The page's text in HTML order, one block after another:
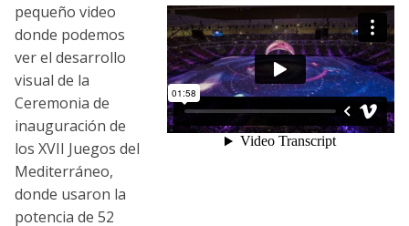
pequeño video
donde podemos
ver el desarrollo
visual de la
Ceremonia de
inauguración de
los XVII Juegos del
Mediterráneo,
donde usaron la
potencia de 52